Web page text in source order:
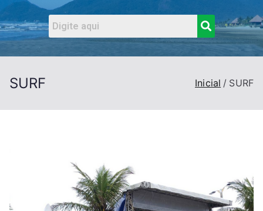
SURF Inicial SURF